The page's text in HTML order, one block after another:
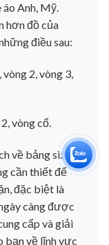
Anh, Mỹ.
hơn đồ của
điều sau:
2, vòng 3,
vòng cổ.
về bảng size
cần thiết để
đặc biệt là
càng được
cấp và giải
bạn về lĩnh vực